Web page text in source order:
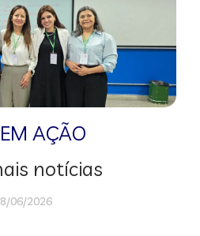
AÇÃO
notícias
06/2026